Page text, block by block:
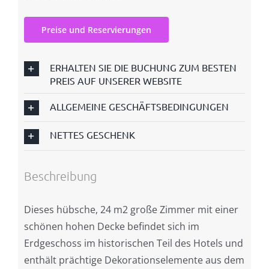
Preise und Reservierungen
ERHALTEN SIE DIE BUCHUNG ZUM BESTEN
PREIS AUF UNSERER WEBSITE
ALLGEMEINE GESCHÄFTSBEDINGUNGEN
NETTES GESCHENK
Beschreibung
Dieses hübsche, 24 m2 große Zimmer mit einer
schönen hohen Decke befindet sich im
Erdgeschoss im historischen Teil des Hotels und
enthält prächtige Dekorationselemente aus dem